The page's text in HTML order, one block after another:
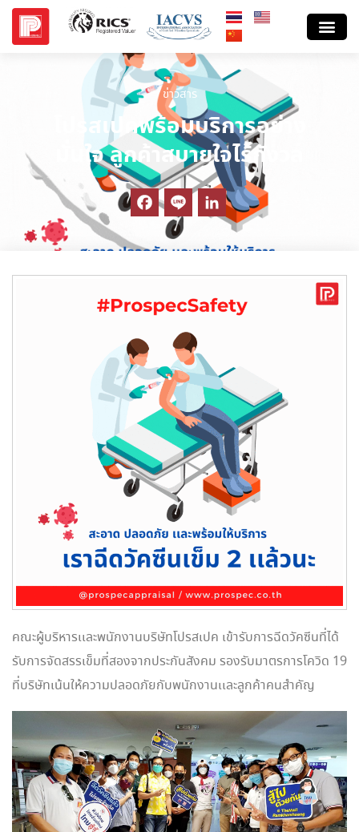
ข่าวสาร
โปรสเปคพร้อมบริการอย่าง
มั่นใจ ลูกค้าสบายใจไร้กังวล
คณะผู้บริหารเเละพนักงานบริษัทโปรสเปค เข้ารับการฉีดวัคซีนที่ได้
รับการจัดสรรเข็มที่สองจากประกันสังคม รองรับมาตรการโควิด 19
ที่บริษัทเน้นให้ความปลอดภัยกับพนักงานเเละลูกค้าคนสำคัญ